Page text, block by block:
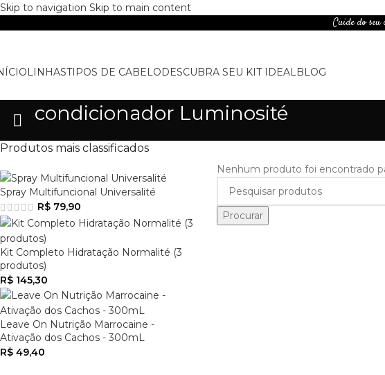
Skip to navigation Skip to main content
Cuide do seu
LINHASTIPOS DE CABELODESCUBRA SEU KIT IDEAL BLOG
condicionador Luminosité
Produtos mais classificados
Spray Multifuncional Universalité
R$ 79,90
Kit Completo Hidratação Normalité (3
produtos)
R$ 145,30
Leave On Nutrição Marrocaine -
Ativação dos Cachos - 300mL
R$ 49,40
Nenhum produto foi encontrado
Procurar